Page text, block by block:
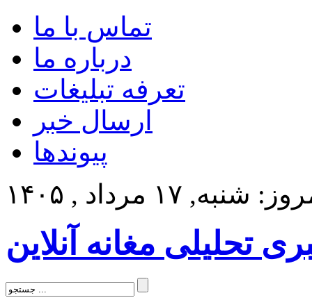
تماس با ما
درباره ما
تعرفه تبلیغات
ارسال خبر
پیوندها
شنبه, ۱۷ مرداد , ۱۴۰۵
تحلیلی مغانه آنلاین